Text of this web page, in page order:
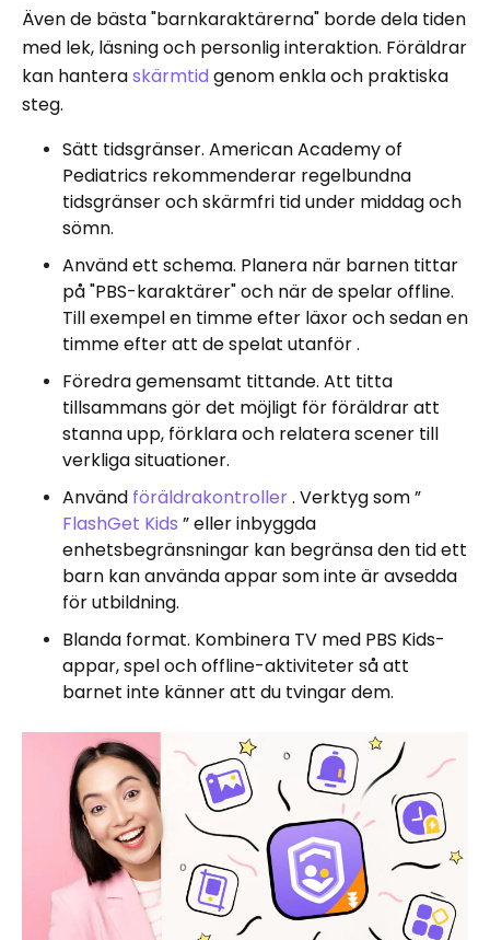
Även de bästa "barnkaraktärerna" borde dela tiden
med lek, läsning och personlig interaktion. Föräldrar
kan hanteraskärmtid genom enkla och praktiska
steg.
Sätt tidsgränser. American Academy of
Pediatrics rekommenderar regelbundna
tidsgränser och skärmfri tid under middag och
sömn.
Använd ett schema. Planera när barnen tittar
på "PBS-karaktärer" och när de spelar offline.
Till exempel en timme efter läxor och sedan en
timme efter att de spelat utanför .
Föredra gemensamt tittande. Att titta
tillsammans gör det möjligt för föräldrar att
stanna upp, förklara och relatera scener till
verkliga situationer.
Använd föräldrakontroller. Verktyg som ”
FlashGet Kids ” eller inbyggda
enhetsbegränsningar kan begränsa den tid ett
barn kan använda appar som inte är avsedda
för utbildning.
Blanda format. Kombinera TV med PBS Kids-
appar, spel och offline-aktiviteter så att
barnet inte känner att du tvingar dem.